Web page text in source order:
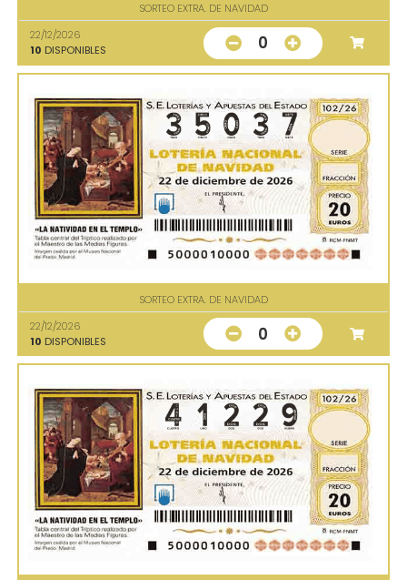
SORTEO EXTRA. DE NAVIDAD
22/12/2026
10 DISPONIBLES 0
SORTEO EXTRA. DE NAVIDAD
22/12/2026
10 DISPONIBLES 0